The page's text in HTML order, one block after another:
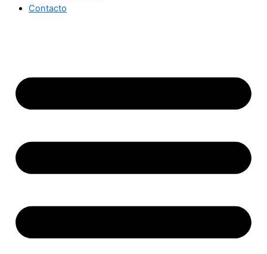
Contacto